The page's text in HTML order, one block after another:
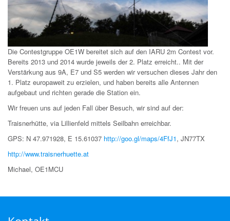
Die Contestgruppe OE1W bereitet sich auf den IARU 2m Contest vor.
Bereits 2013 und 2014 wurde jeweils der 2. Platz erreicht.. Mit der
Verstärkung aus 9A, E7 und S5 werden wir versuchen dieses Jahr den
1. Platz europaweit zu erzielen, und haben bereits alle Antennen
aufgebaut und richten gerade die Station ein.
Wir freuen uns auf jeden Fall über Besuch, wir sind auf der:
Traisnerhütte, via Lillienfeld mittels Seilbahn erreichbar.
GPS: N 47.971928, E 15.61037 http://goo.gl/maps/4FfJ1, JN77TX
http://www.traisnerhuette.at
Michael, OE1MCU